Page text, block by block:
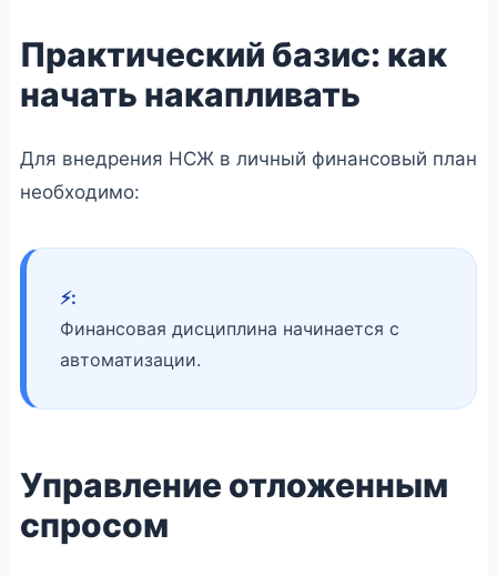
Практический базис: как
начать накапливать
Для внедрения НСЖ в личный финансовый план
необходимо:
⚡️:
Финансовая дисциплина начинается с
автоматизации.
Управление отложенным
спросом